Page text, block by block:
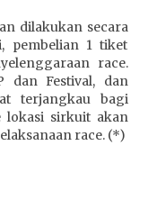
dilakukan secara
pembelian 1 tiket
race.
dan Festival, dan
terjangkau bagi
lokasi sirkuit akan
race. (*)